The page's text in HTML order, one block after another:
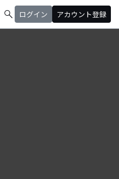
search ログイン アカウント登録